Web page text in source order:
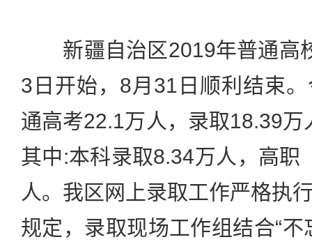
新疆自治区2019年普通高
3日开始，8月31日顺利结束
通高考22.1万人，录取18.39
其中:本科录取8.34万人，高职
人。我区网上录取工作严格执
规定，录取现场工作组结合“不